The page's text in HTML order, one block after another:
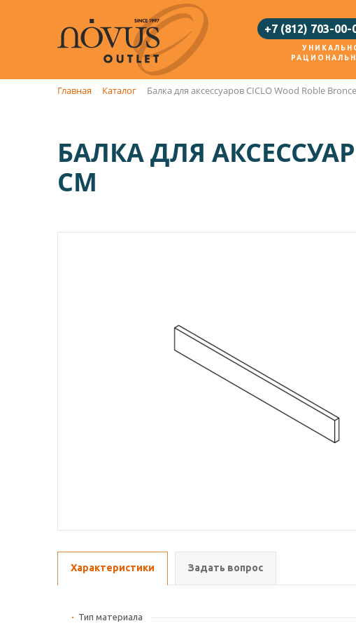
+7 (812) 703-00-
Главная Каталог Балка для аксессуаров CICLO Wood Roble
БАЛКА ДЛЯ
СМ
Характеристики Задать вопрос
Тип материала